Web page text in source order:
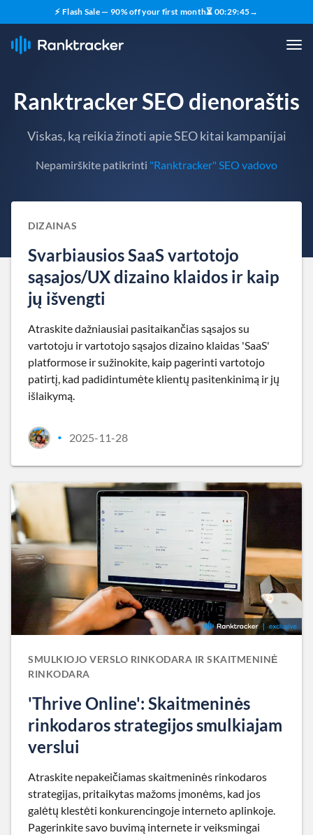
⚡ Flash Sale — 90% off your first month⏳ 00:29:43→
Ranktracker SEO dienoraštis
Viskas, ką reikia žinoti apie SEO kitai kampanijai
Nepamirškite patikrinti "Ranktracker" SEO vadovo
DIZAINAS
Svarbiausios SaaS vartotojo
sąsajos/UX dizaino klaidos ir kaip
jų išvengti
Atraskite dažniausiai pasitaikančias sąsajos su
vartotoju ir vartotojo sąsajos dizaino klaidas 'SaaS'
platformose ir sužinokite, kaip pagerinti vartotojo
patirtį, kad padidintumėte klientų pasitenkinimą ir jų
išlaikymą.
• 2025-11-28
SMULKIOJO VERSLO RINKODARA IR SKAITMENINĖ
RINKODARA
'Thrive Online': Skaitmeninės
rinkodaros strategijos smulkiajam
verslui
Atraskite nepakeičiamas skaitmeninės rinkodaros
strategijas, pritaikytas mažoms įmonėms, kad jos
galėtų klestėti konkurencingoje interneto aplinkoje.
Pagerinkite savo buvimą internete ir veiksmingai